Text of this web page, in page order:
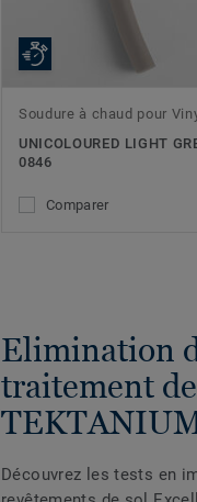
Soudure à chaud pour
UNICOLOURED LIGHT
0846
Comparer
Elimination
traitement
Découvrez les tests en